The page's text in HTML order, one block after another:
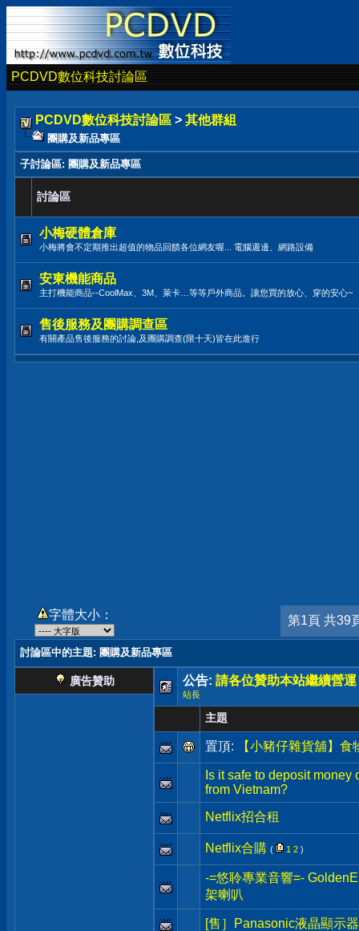
PCDVD數位科技討論區
PCDVD數位科技討論區 > 其他群組
團購及新品專區
子討論區: 團購及新品專區
討論區
小梅硬體倉庫
小梅將會不定期推出超值的物品回饋各位網友喔... 電腦週邊、網路設備
安東機能商品
主打機能商品--CoolMax、3M、萊卡…等等戶外商品。讓您買的放心、穿的安心~
售後服務及團購調查區
有關產品售後服務的討論,及團購調查(限十天)皆在此進行
字體大小： 第1頁 共39
討論區中的主題: 團購及新品專區
廣告贊助 公告: 請各位贊助本站繼續營運
站長
主題
置頂: 【小豬仔雜貨舖】
Is it safe to deposit
from Vietnam?
Netflix招合租
Netflix合購 ( 1 2 )
-=悠聆專業音響=-
架喇叭
[售］Panasonic液晶顯示